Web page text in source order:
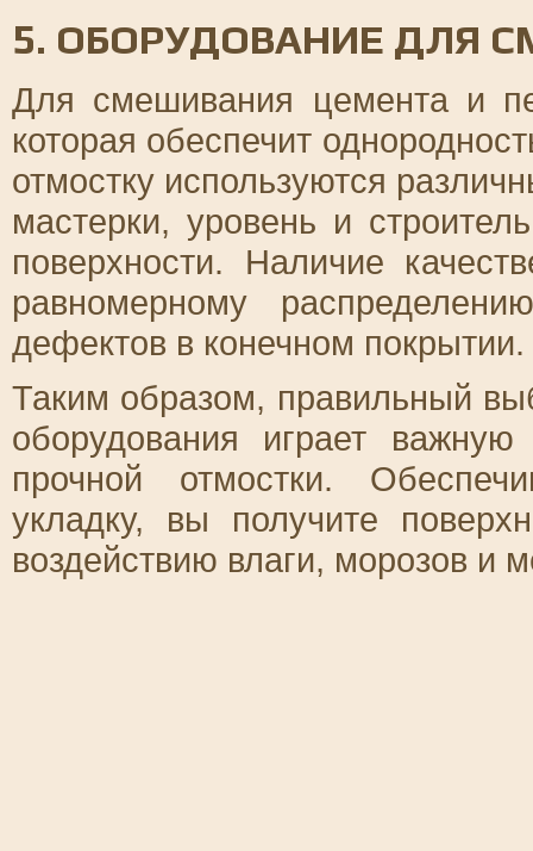
5. ОБОРУДОВАНИЕ ДЛЯ
Для смешивания цемента и
которая обеспечит
отмостку используются
мастерки, уровень и
поверхности. Наличие
равномерному
дефектов в конечном покрытии.
Таким образом, правильный
оборудования играет
прочной отмостки.
укладку, вы получите
воздействию влаги, морозов и